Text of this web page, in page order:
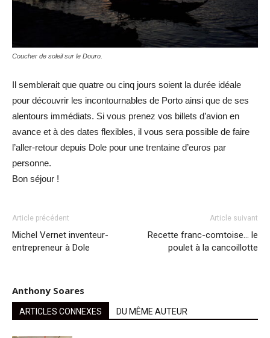
Coucher de soleil sur le Douro.
Il semblerait que quatre ou cinq jours soient la durée idéale
pour découvrir les incontournables de Porto ainsi que de ses
alentours immédiats. Si vous prenez vos billets d’avion en
avance et à des dates flexibles, il vous sera possible de faire
l’aller-retour depuis Dole pour une trentaine d’euros par
personne.
Bon séjour !
Article précédent
Michel Vernet inventeur-
entrepreneur à Dole
Article suivant
Recette franc-comtoise… le
poulet à la cancoillotte
Anthony Soares
ARTICLES CONNEXES DU MÊME AUTEUR